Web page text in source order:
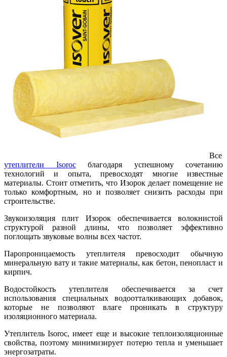
Все
утеплители Isorocблагодаря успешному сочетанию
технологий и опыта, превосходят многие известные
материалы. Стоит отметить, что Изорок делает помещение не
только комфортным, но и позволяет снизить расходы при
строительстве.
Звукоизоляция плит Изорок обеспечивается волокнистой
структурой разной длины, что позволяет эффективно
поглощать звуковые волны всех частот.
Паропроницаемость утеплителя превосходит обычную
минеральную вату и такие материалы, как бетон, пенопласт и
кирпич.
Водостойкость утеплителя обеспечивается за счет
использования специальных водоотталкивающих добавок,
которые не позволяют влаге проникать в структуру
изоляционного материала.
Утеплитель Isoroc, имеет еще и высокие теплоизоляционные
свойства, поэтому минимизирует потерю тепла и уменьшает
энергозатраты.